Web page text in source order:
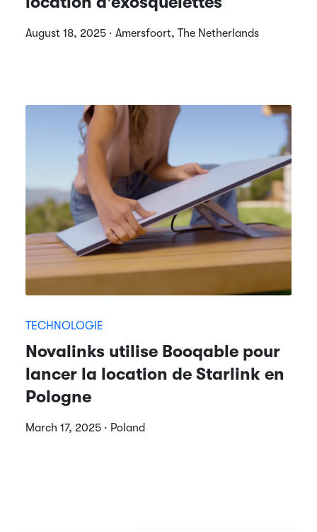
August 18, 2025 · Amersfoort, The Netherlands
TECHNOLOGIE
Novalinks utilise Booqable pour
lancer la location de Starlink en
Pologne
March 17, 2025 · Poland